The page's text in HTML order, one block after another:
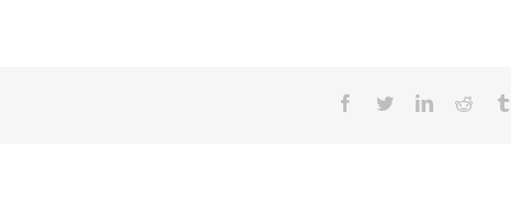
Facebook
TwitterLinkedinReddit